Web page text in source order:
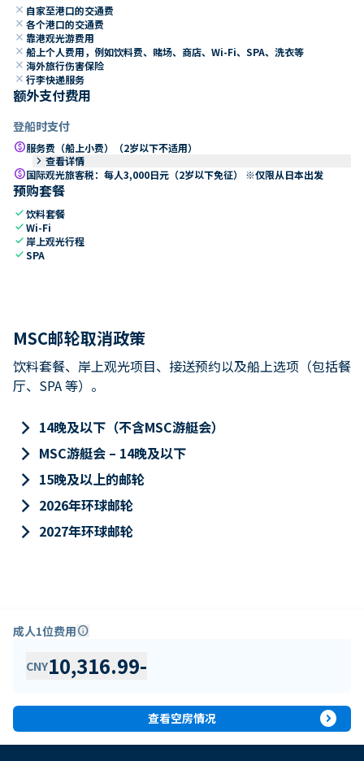
close 自家至港口的交通费
close 各个港口的交通费
close 靠港观光游费用
close 船上个人费用，例如饮料费、赌场、商店、Wi-Fi、SPA、洗衣等
close 海外旅行伤害保险
close 行李快递服务
额外支付费用
登船时支付
paid服务费（船上小费）（2岁以下不适用）
keyboard_arrow_right 查看详情
paid国际观光旅客税：每人3,000日元（2岁以下免征） ※仅限从日本出发
预购套餐
check饮料套餐
checkWi-Fi
check 岸上观光行程
checkSPA
MSC邮轮取消政策
饮料套餐、岸上观光项目、接送预约以及船上选项（包括餐
厅、SPA 等）。
keyboard_arrow_right 14晚及以下（不含MSC游艇会）
keyboard_arrow_right MSC游艇会 – 14晚及以下
keyboard_arrow_right 15晚及以上的邮轮
keyboard_arrow_right 2026年环球邮轮
keyboard_arrow_right 2027年环球邮轮
成人1位费用info
CNY10,316.99-
查看空房情况 expand_circle_right